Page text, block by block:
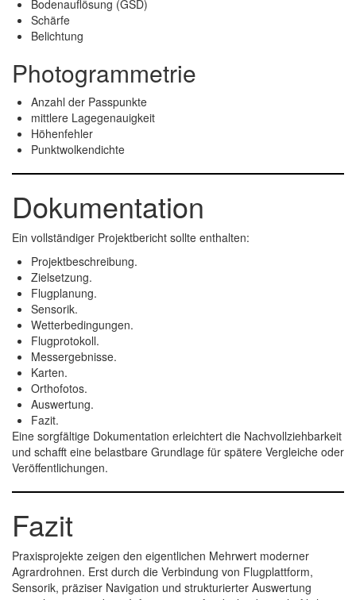
Bodenauflösung (GSD)
Schärfe
Belichtung
Photogrammetrie
Anzahl der Passpunkte
mittlere Lagegenauigkeit
Höhenfehler
Punktwolkendichte
Dokumentation
Ein vollständiger Projektbericht sollte enthalten:
Projektbeschreibung.
Zielsetzung.
Flugplanung.
Sensorik.
Wetterbedingungen.
Flugprotokoll.
Messergebnisse.
Karten.
Orthofotos.
Auswertung.
Fazit.
Eine sorgfältige Dokumentation erleichtert die Nachvollziehbarkeit
und schafft eine belastbare Grundlage für spätere Vergleiche oder
Veröffentlichungen.
Fazit
Praxisprojekte zeigen den eigentlichen Mehrwert moderner
Agrardrohnen. Erst durch die Verbindung von Flugplattform,
Sensorik, präziser Navigation und strukturierter Auswertung